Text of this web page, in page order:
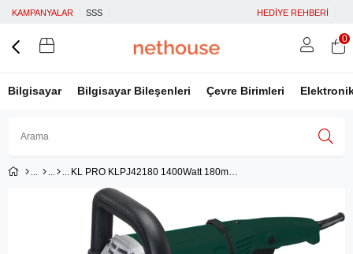
KAMPANYALAR SSS HEDİYE REHBERİ
Bilgisayar Bilgisayar Bileşenleri Çevre Birimleri
0
KL PRO KLPJ42180 1400Watt 180mm/230mm Profesyonel Polisaj Makinesi